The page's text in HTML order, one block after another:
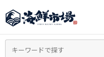
ン
ン